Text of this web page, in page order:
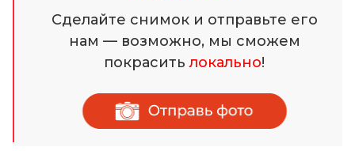
Сделайте снимок и отправьте его
нам — возможно, мы сможем
покраситьлокально!